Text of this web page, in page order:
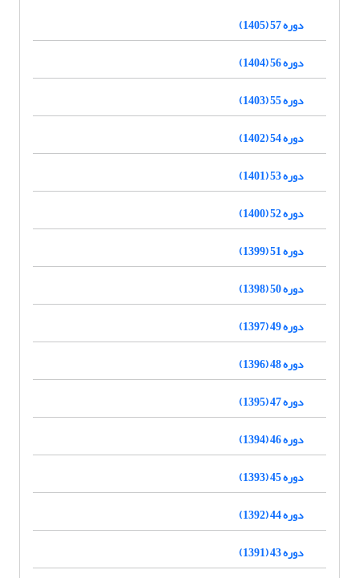
دوره 57 (1405)
دوره 56 (1404)
دوره 55 (1403)
دوره 54 (1402)
دوره 53 (1401)
دوره 52 (1400)
دوره 51 (1399)
دوره 50 (1398)
دوره 49 (1397)
دوره 48 (1396)
دوره 47 (1395)
دوره 46 (1394)
دوره 45 (1393)
دوره 44 (1392)
دوره 43 (1391)